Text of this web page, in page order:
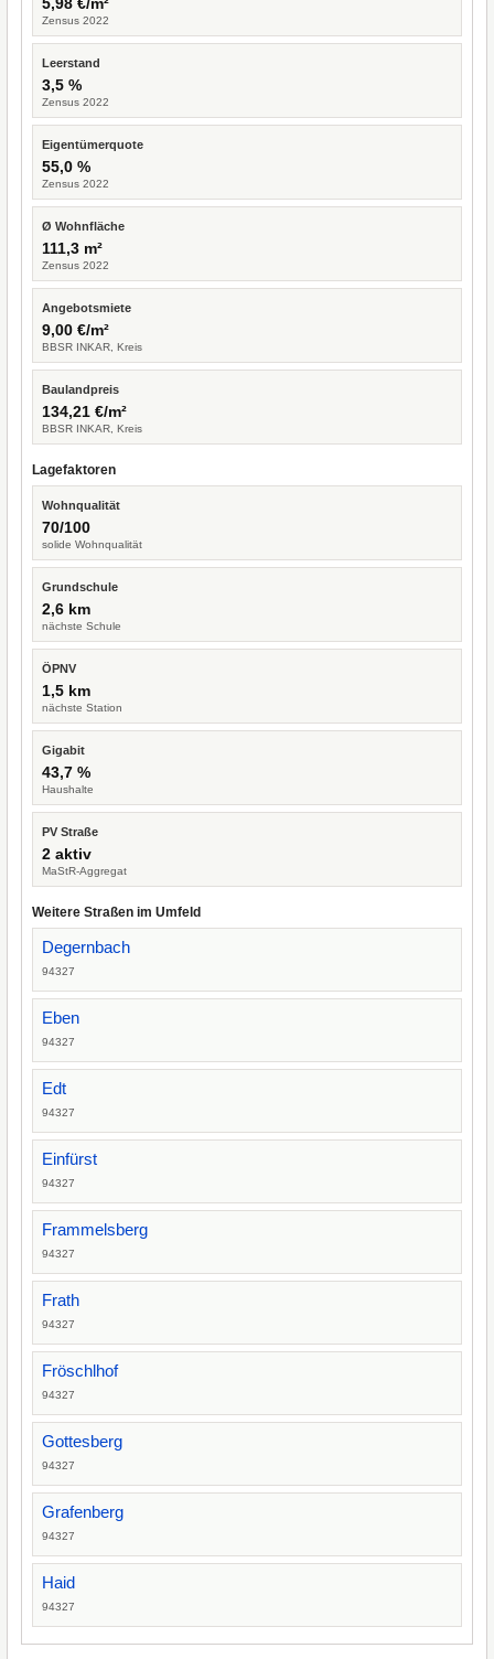
Zensus 2022
Leerstand
3,5 %
Zensus 2022
Eigentümerquote
55,0 %
Zensus 2022
Ø Wohnfläche
111,3 m²
Zensus 2022
Angebotsmiete
9,00 €/m²
BBSR INKAR, Kreis
Baulandpreis
134,21 €/m²
BBSR INKAR, Kreis
Lagefaktoren
Wohnqualität
70/100
solide Wohnqualität
Grundschule
2,6 km
nächste Schule
ÖPNV
1,5 km
nächste Station
Gigabit
43,7 %
Haushalte
PV Straße
2 aktiv
MaStR-Aggregat
Weitere Straßen im Umfeld
Degernbach
94327
Eben
94327
Edt
94327
Einfürst
94327
Frammelsberg
94327
Frath
94327
Fröschlhof
94327
Gottesberg
94327
Grafenberg
94327
Haid
94327